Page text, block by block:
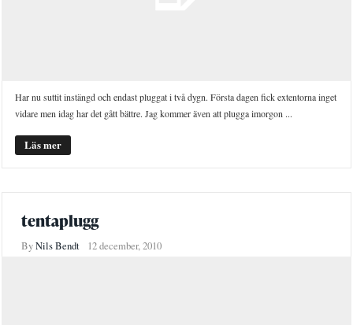
Har nu suttit instängd och endast pluggat i två dygn. Första dagen fick extentorna inget
vidare men idag har det gått bättre. Jag kommer även att plugga imorgon ...
Läs mer
tentaplugg
ByNils Bendt 12 december, 2010